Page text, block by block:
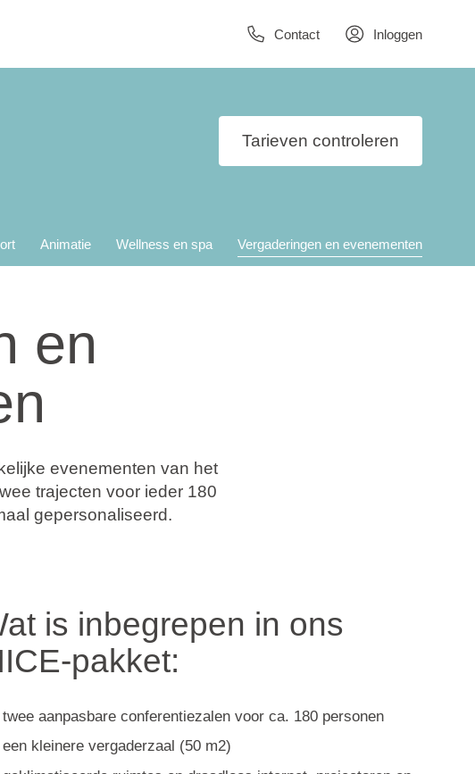
Contact Inloggen
Tarieven controleren
Animatie Wellness en spa Vergaderingen en evenementen
en
evenementen van het
trajecten voor ieder 180
gepersonaliseerd.
is inbegrepen in ons
pakket:
twee aanpasbare conferentiezalen voor ca. 180 personen
een kleinere vergaderzaal (50 m2)